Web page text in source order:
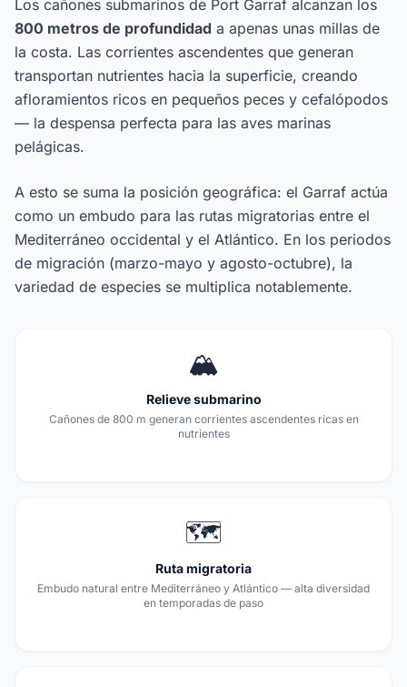
Los cañones submarinos de Port Garraf alcanzan los
800 metros de profundidad a apenas unas millas de
la costa. Las corrientes ascendentes que generan
transportan nutrientes hacia la superficie, creando
afloramientos ricos en pequeños peces y cefalópodos
— la despensa perfecta para las aves marinas
pelágicas.
A esto se suma la posición geográfica: el Garraf actúa
como un embudo para las rutas migratorias entre el
Mediterráneo occidental y el Atlántico. En los periodos
de migración (marzo-mayo y agosto-octubre), la
variedad de especies se multiplica notablemente.
🏔️
Relieve submarino
Cañones de 800 m generan corrientes ascendentes ricas en
nutrientes
🗺️
Ruta migratoria
Embudo natural entre Mediterráneo y Atlántico — alta diversidad
en temporadas de paso